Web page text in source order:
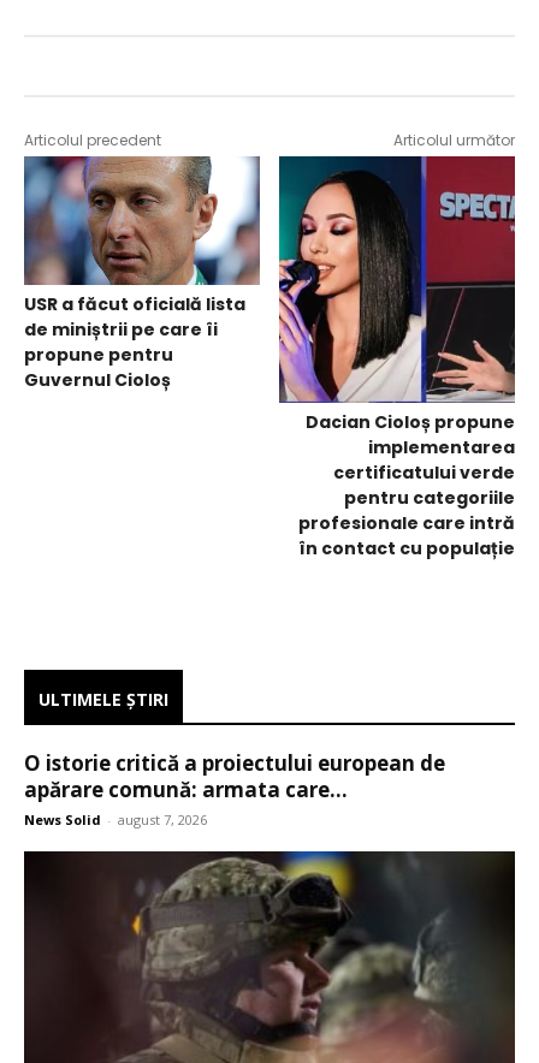
Articolul precedent
USR a făcut oficială lista
de miniștrii pe care îi
propune pentru
Guvernul Cioloș
Articolul următor
Dacian Cioloș propune
implementarea
certificatului verde
pentru categoriile
profesionale care intră
în contact cu populație
ULTIMELE ŞTIRI
O istorie critică a proiectului european de
apărare comună: armata care...
News Solid - august 7, 2026